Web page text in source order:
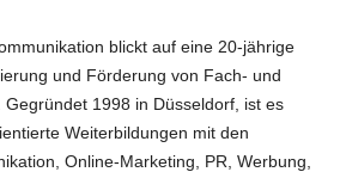
blickt auf eine 20-jährige
und Förderung von Fach- und
1998 in Düsseldorf, ist es
Weiterbildungen mit den
Online-Marketing, PR, Werbung,